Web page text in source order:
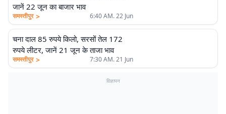
जानें 22 जून का बाजार भाव
समस्तीपुर > 6:40 AM. 22 Jun
चना दाल 85 रुपये किलो, सरसों तेल 172
रुपये लीटर, जानें 21 जून के ताजा भाव
समस्तीपुर > 7:30 AM. 21 Jun
विज्ञापन